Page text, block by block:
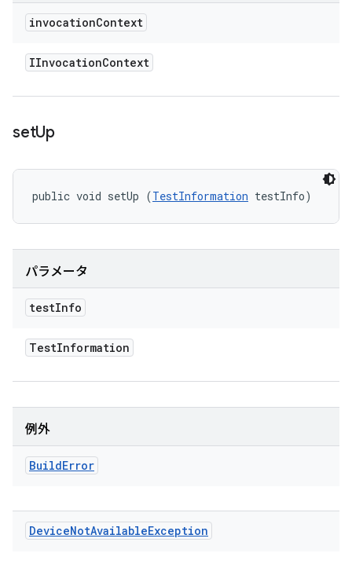
invocationContext
IInvocationContext
setUp
public void setUp (TestInformation testInfo)
パラメータ
testInfo
TestInformation
例外
BuildError
DeviceNotAvailableException